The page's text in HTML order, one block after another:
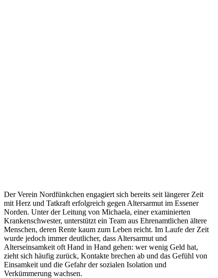
Der Verein Nordfünkchen engagiert sich bereits seit längerer Zeit
mit Herz und Tatkraft erfolgreich gegen Altersarmut im Essener
Norden. Unter der Leitung von Michaela, einer examinierten
Krankenschwester, unterstützt ein Team aus Ehrenamtlichen ältere
Menschen, deren Rente kaum zum Leben reicht. Im Laufe der Zeit
wurde jedoch immer deutlicher, dass Altersarmut und
Alterseinsamkeit oft Hand in Hand gehen: wer wenig Geld hat,
zieht sich häufig zurück, Kontakte brechen ab und das Gefühl von
Einsamkeit und die Gefahr der sozialen Isolation und
Verkümmerung wachsen.